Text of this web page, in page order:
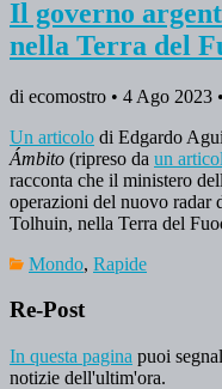
Il governo
nella Terra del
di ecomostro • 4 Ago 2023 •
Un articolo di Edgardo
Ámbito (ripreso da un
racconta che il ministero
operazioni del nuovo radar
Tolhuin, nella Terra del
Mondo, Rapide
Re-Post
In questa pagina puoi
notizie dell'ultim'ora.